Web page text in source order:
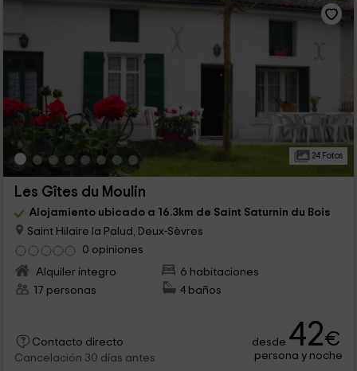
24 Fotos
Les Gîtes du Moulin
Alojamiento ubicado a 16.3km de Saint Saturnin du Bois
Saint Hilaire la Palud, Deux-Sèvres
0 opiniones
Alquiler íntegro
6 habitaciones
17 personas
4 baños
Contacto directo
Cancelación 30 días antes
desde 42€
persona y noche